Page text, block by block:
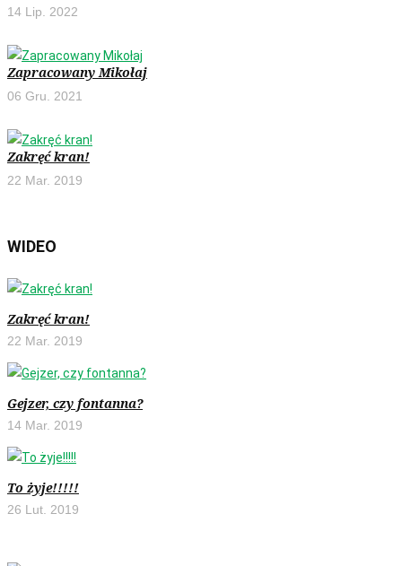
14 Lip. 2022
Zapracowany Mikołaj
06 Gru. 2021
Zakręć kran!
22 Mar. 2019
WIDEO
Zakręć kran!
22 Mar. 2019
Gejzer, czy fontanna?
14 Mar. 2019
To żyje!!!!!
26 Lut. 2019